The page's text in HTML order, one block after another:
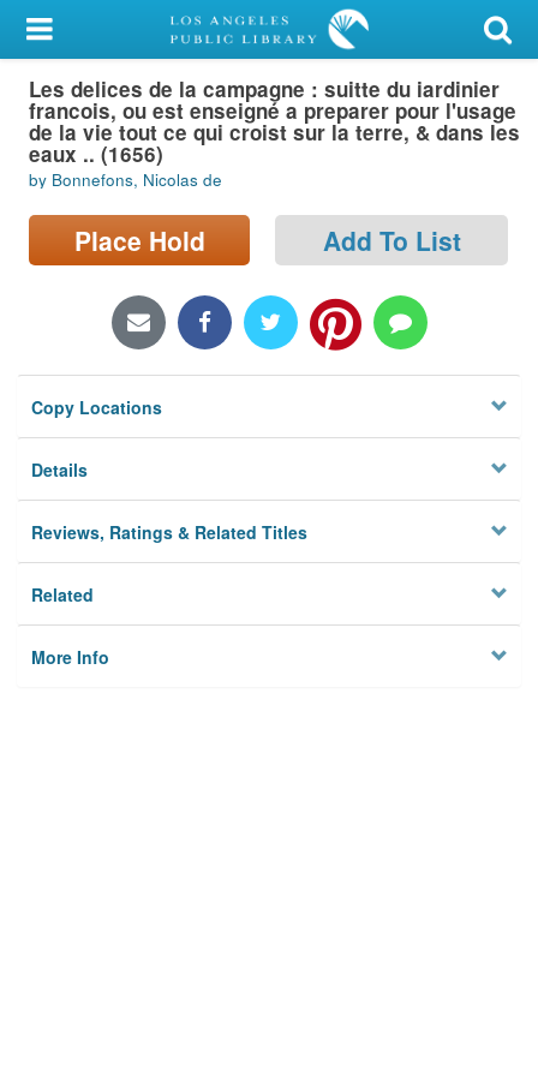
My Account
Library Card
Sign In
Search
Locations/Hours (external
Les delices de la campagne : suitte du iardinier
francois, ou est enseigné a preparer pour l'usage
de la vie tout ce qui croist sur la terre, & dans les
eaux .. (1656)
by Bonnefons, Nicolas de
Place Hold Add To List
Copy Locations
Details
Reviews, Ratings & Related Titles
Related
More Info